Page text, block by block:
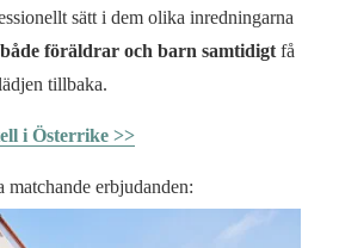
sätt i dem olika inredningarna
både föräldrar och barn samtidigt få
tillbaka.
i Österrike >>
erbjudanden: